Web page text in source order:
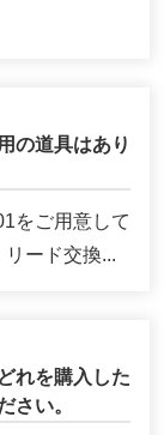
の道具はあり
をご用意して
ード交換...
れを購入した
さい。